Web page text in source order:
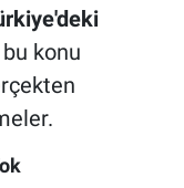
konu